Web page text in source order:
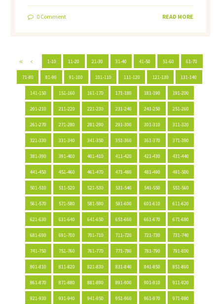
0Comment READ MORE
1-10 11-20 21-30 31-40 41-50 51-60 61-70
71-80 81-90 91-100 101-110 111-120 121-130 131-140
141-150 151-160 161-170 171-180 181-190 191-200
201-210 211-220 221-230 231-240 241-250 251-260
261-270 271-280 281-290 291-300 301-310 311-320
321-330 331-340 341-350 351-360 361-370 371-380
381-390 391-400 401-410 411-420 421-430 431-440
441-450 451-460 461-470 471-480 481-490 491-500
501-510 511-520 521-530 531-540 541-550 551-560
561-570 571-580 581-590 591-600 601-610 611-620
621-630 631-640 641-650 651-660 661-670 671-680
681-690 691-700 701-710 711-720 721-730 731-740
741-750 751-760 761-770 771-780 781-790 791-800
801-810 811-820 821-830 831-840 841-850 851-860
861-870 871-880 881-890 891-900 901-910 911-920
921-930 931-940 941-950 951-960 961-970 971-980